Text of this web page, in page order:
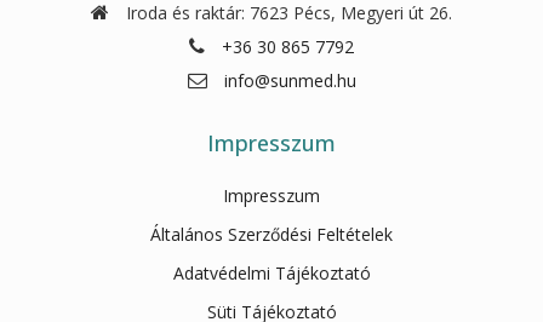
Iroda és raktár: 7623 Pécs, Megyeri út 26.
+36 30 865 7792
info@sunmed.hu
Impresszum
Impresszum
Általános Szerződési Feltételek
Adatvédelmi Tájékoztató
Süti Tájékoztató